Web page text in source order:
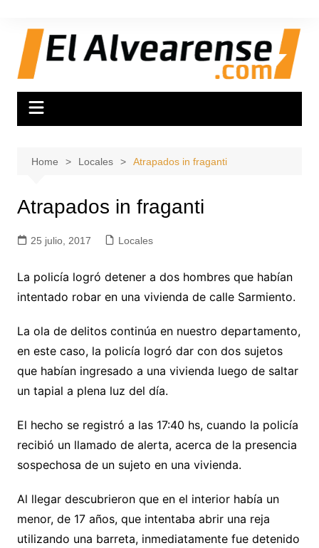
content
Home Locales Atrapados in fraganti
Atrapados in fraganti
25 julio, 2017 Locales
La policía logró detener a dos hombres que habían
intentado robar en una vivienda de calle Sarmiento.
La ola de delitos continúa en nuestro departamento,
en este caso, la policía logró dar con dos sujetos
que habían ingresado a una vivienda luego de saltar
un tapial a plena luz del día.
El hecho se registró a las 17:40 hs, cuando la policía
recibió un llamado de alerta, acerca de la presencia
sospechosa de un sujeto en una vivienda.
Al llegar descubrieron que en el interior había un
menor, de 17 años, que intentaba abrir una reja
utilizando una barreta, inmediatamente fue detenido